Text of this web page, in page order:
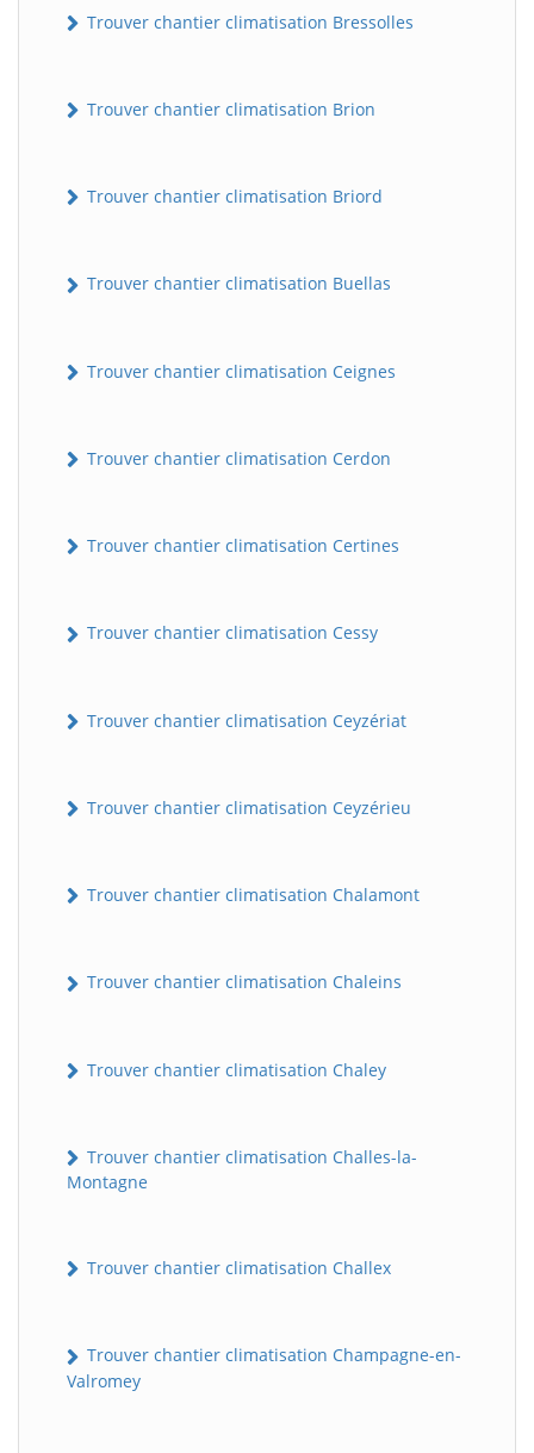
Trouver chantier climatisation Bressolles
Trouver chantier climatisation Brion
Trouver chantier climatisation Briord
Trouver chantier climatisation Buellas
Trouver chantier climatisation Ceignes
Trouver chantier climatisation Cerdon
Trouver chantier climatisation Certines
Trouver chantier climatisation Cessy
Trouver chantier climatisation Ceyzériat
Trouver chantier climatisation Ceyzérieu
Trouver chantier climatisation Chalamont
Trouver chantier climatisation Chaleins
Trouver chantier climatisation Chaley
Trouver chantier climatisation Challes-la-
Montagne
Trouver chantier climatisation Challex
Trouver chantier climatisation Champagne-en-
Valromey